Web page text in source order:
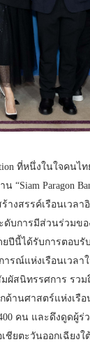
ที่หนึ่งในใจคนไ
Paragon
งสรรค์เรือนเวล
บการมีส่วนร่วมข
ยปีนี้ได้รับการตอ
รณ์แห่งเรือนเวล
สนิทรรศการ รวม
ด้านศาสตร์แห่งเรือ
คน และดึงดูดผู้ร่
ชียตะวันออกเฉียงใต้